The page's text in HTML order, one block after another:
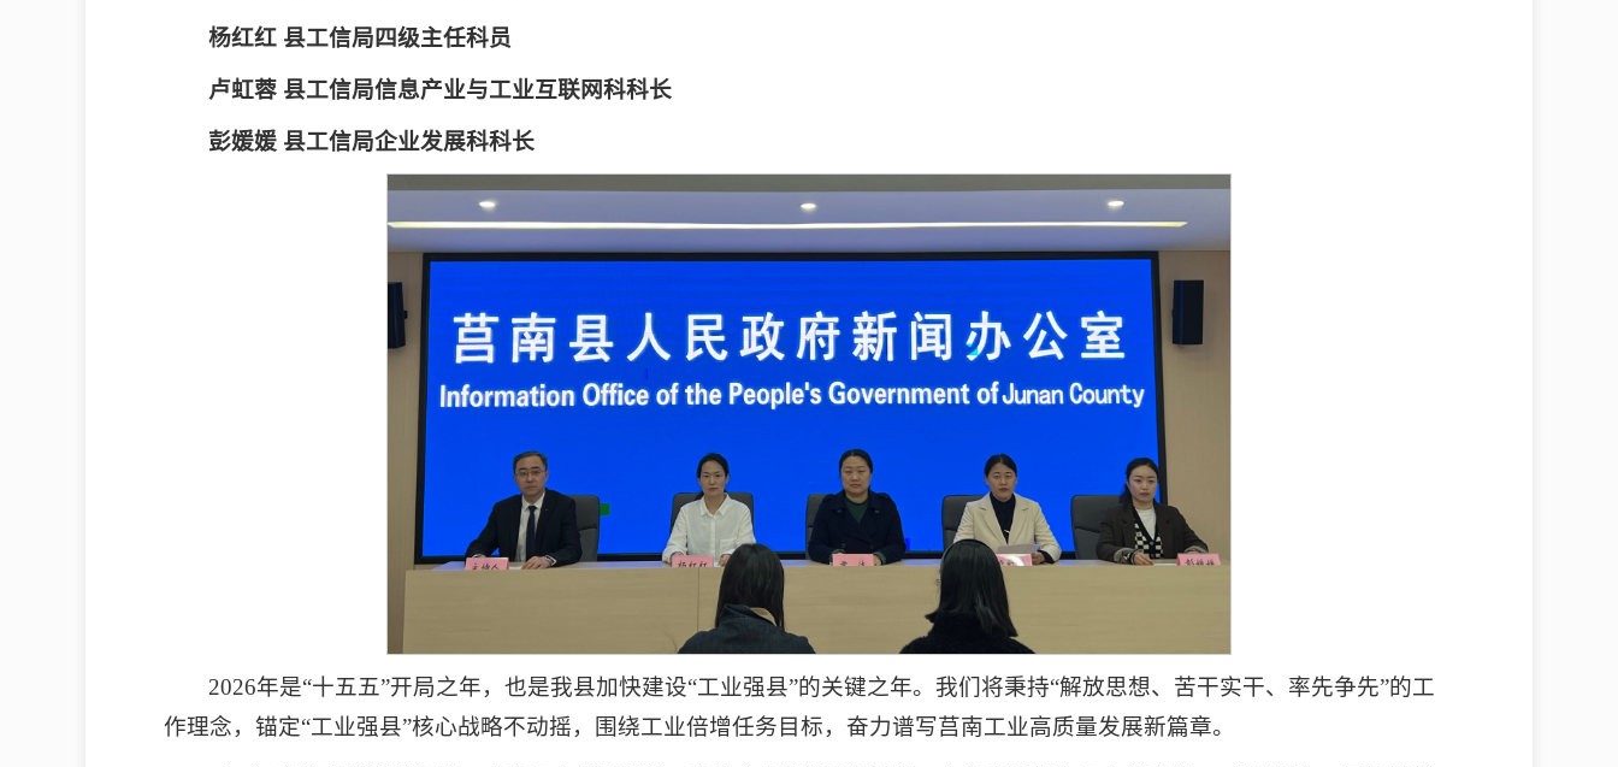
杨红红 县工信局四级主任科员
卢虹蓉 县工信局信息产业与工业互联网科科长
彭媛媛 县工信局企业发展科科长
2026年是“十五五”开局之年，也是我县加快建设“工业强县”的关键之年。我们将秉持“解放思想、苦干实干、率先争先”的工
作理念，锚定“工业强县”核心战略不动摇，围绕工业倍增任务目标，奋力谱写莒南工业高质量发展新篇章。